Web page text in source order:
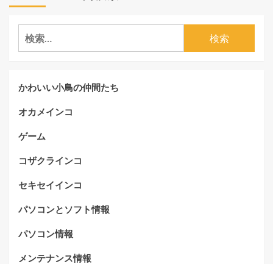
検
索:
かわいい小鳥の仲間たち
オカメインコ
ゲーム
コザクラインコ
セキセイインコ
パソコンとソフト情報
パソコン情報
メンテナンス情報